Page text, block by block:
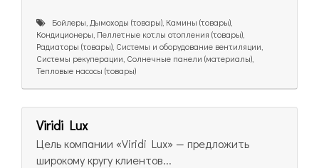
Бойлеры, Дымоходы (товары), Камины (товары),
Кондиционеры, Пеллетные котлы отопления (товары),
Радиаторы (товары), Системы и оборудование вентиляции,
Системы рекуперации, Солнечные панели (материалы),
Тепловые насосы (товары)
Viridi Lux
Цель компании «Viridi Lux» — предложить
широкому кругу клиентов...